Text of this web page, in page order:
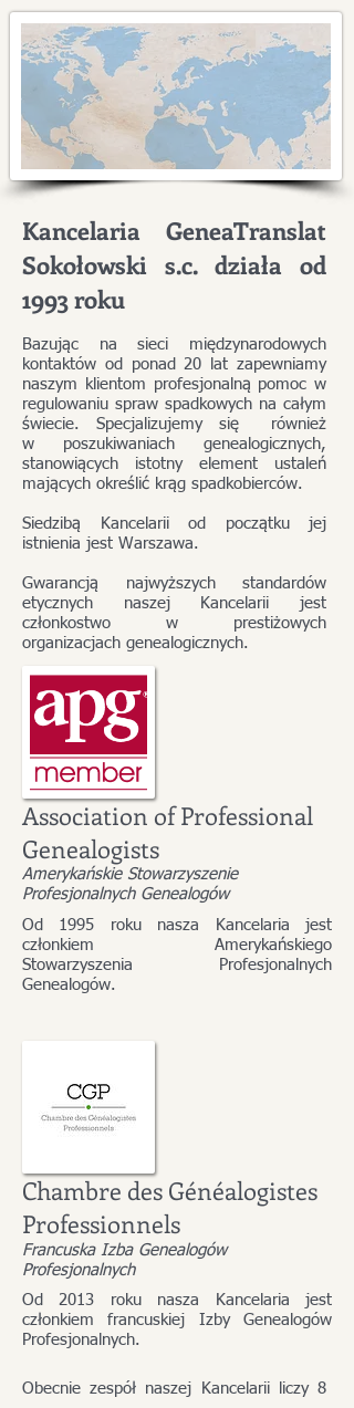
Kancelaria GeneaTranslat
Sokołowski s.c. działa od
1993 roku
Bazując na sieci międzynarodowych
kontaktów od ponad 20 lat zapewniamy
naszym klientom profesjonalną pomoc w
regulowaniu spraw spadkowych na całym
świecie. Specjalizujemy się również
w poszukiwaniach genealogicznych,
stanowiących istotny element ustaleń
mających określić krąg spadkobierców.
Siedzibą Kancelarii od początku jej
istnienia jest Warszawa.
Gwarancją najwyższych standardów
etycznych naszej Kancelarii jest
członkostwo w prestiżowych
organizacjach genealogicznych.
Association of Professional
Genealogists
Amerykańskie Stowarzyszenie
Profesjonalnych Genealogów
Od 1995 roku nasza Kancelaria jest
członkiem Amerykańskiego
Stowarzyszenia Profesjonalnych
Genealogów.
Chambre des Généalogistes
Professionnels
Francuska Izba Genealogów
Profesjonalnych
Od 2013 roku nasza Kancelaria jest
członkiem francuskiej Izby Genealogów
Profesjonalnych.
Obecnie zespół naszej Kancelarii liczy 8